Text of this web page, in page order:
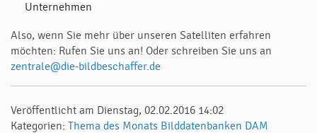
Unternehmen
Also, wenn Sie mehr über unseren Satelliten erfahren
möchten: Rufen Sie uns an! Oder schreiben Sie uns an
zentrale@die-bildbeschaffer.de
Veröffentlicht am Dienstag, 02.02.2016 14:02
Kategorien: Thema des Monats Bilddatenbanken DAM